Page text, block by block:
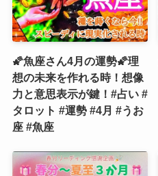
🌠魚座さん4月の運勢🌠理
想の未来を作れる時！想像
力と意思表示が鍵！#占い #
タロット #運勢 #4月 #うお
座 #魚座